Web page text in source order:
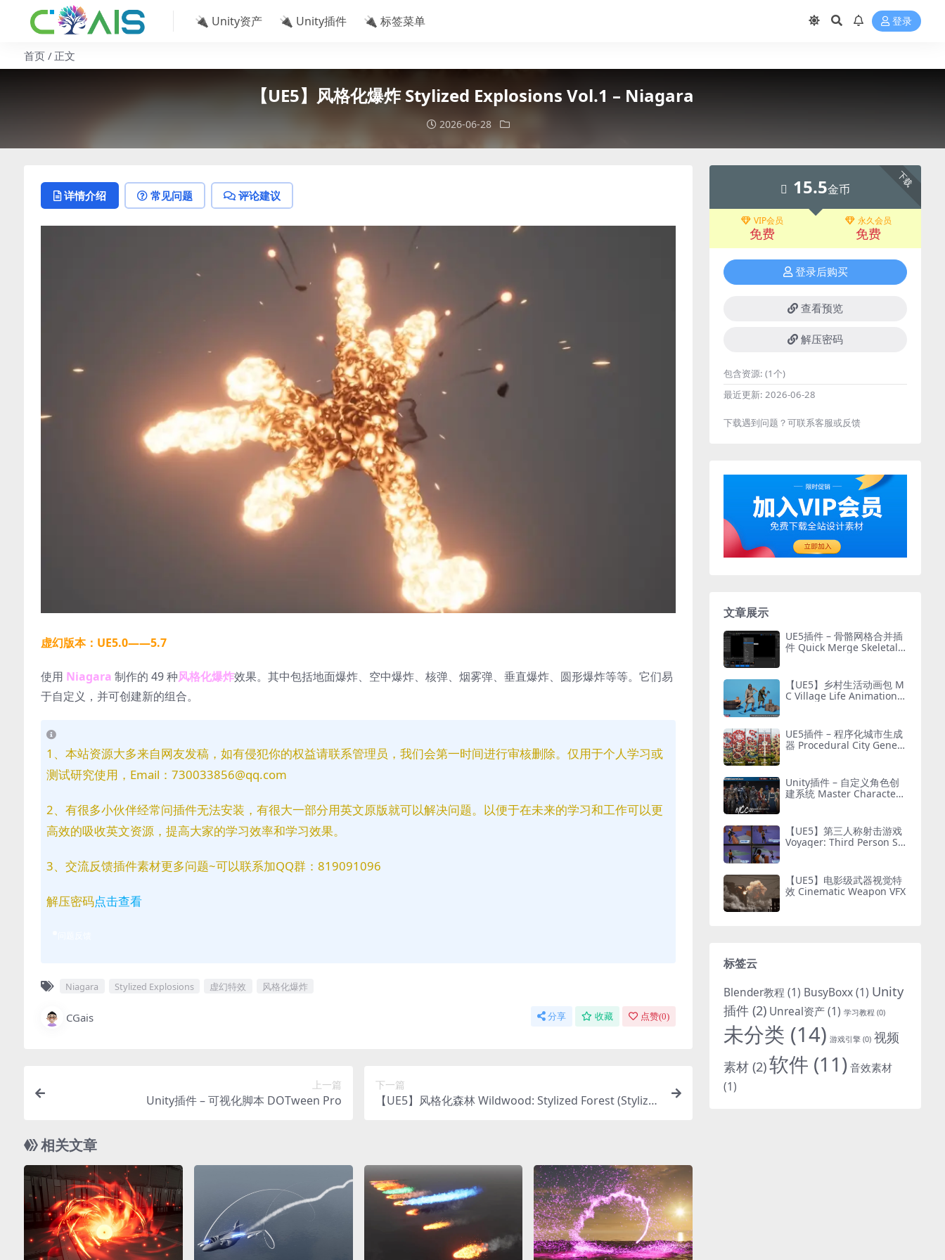
🔌 Unity资产 🔌 Unity插件 🔌 标签菜单 登录
首页 正文
【UE5】风格化爆炸 Stylized Explosions Vol.1 – Niagara
2026-06-28
详情介绍 常见问题 评论建议
虚幻版本：UE5.0——5.7
使用 Niagara 制作的 49 种风格化爆炸效果。其中包括地面爆炸、空中爆炸、核弹、烟雾弹、垂直爆炸、圆形爆炸等等。它们易
于自定义，并可创建新的组合。
1、本站资源大多来自网友发稿，如有侵犯你的权益请联系管理员，我们会第一时间进行审核删除。仅用于个人学习或
测试研究使用，Email：730033856@qq.com
2、有很多小伙伴经常问插件无法安装，有很大一部分用英文原版就可以解决问题。以便于在未来的学习和工作可以更
高效的吸收英文资源，提高大家的学习效率和学习效果。
3、交流反馈插件素材更多问题~可以联系加QQ群：819091096
解压密码点击查看
Niagara Stylized Explosions 虚幻特效 风格化爆炸
CGais 分享 收藏 点赞(0)
上一篇
Unity插件 – 可视化脚本 DOTween Pro
下一篇
【UE5】风格化森林 Wildwood: Stylized Forest (Stylize
相关文章
下载
15.5金币
VIP会员
免费
永久会员
免费
登录后购买
查看预览
解压密码
包含资源: (1个)
最近更新: 2026-06-28
下载遇到问题？可联系客服或反馈
文章展示
UE5插件 – 骨骼网格合并插
件 Quick Merge Skeletal
【UE5】乡村生活动画包 M
C Village Life Animation P
UE5插件 – 程序化城市生成
器 Procedural City Genera
Unity插件 – 自定义角色创
建系统 Master Character
【UE5】第三人称射击游戏
Voyager: Third Person Sh
【UE5】电影级武器视觉特
效 Cinematic Weapon VFX
标签云
Blender教程 (1) BusyBoxx(1) Unity
插件 (2) Unreal资产(1) 学习教程 (0)
未分类 (14) 游戏引擎 (0) 视频
素材 (2)软件 (11)音效素材
(1)